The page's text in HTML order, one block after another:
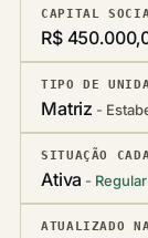
CAPITAL
R$
TIPO DE
Matriz
SITUAÇÃO
Ativa
ATUALIZADO